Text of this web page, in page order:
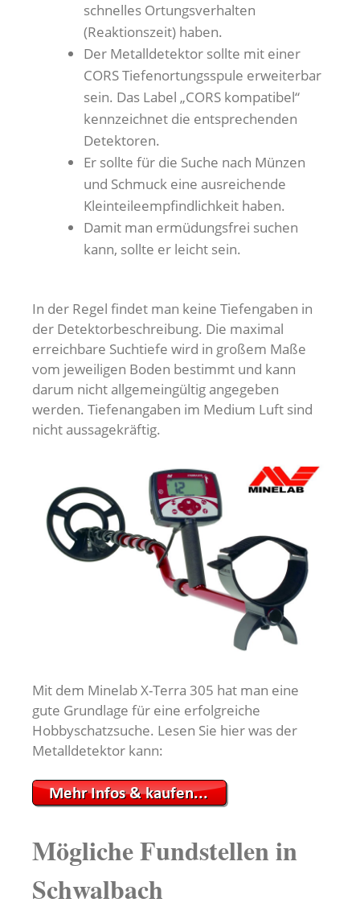
schnelles Ortungsverhalten
(Reaktionszeit) haben.
Der Metalldetektor sollte mit einer
CORS Tiefenortungsspule erweiterbar
sein. Das Label „CORS kompatibel“
kennzeichnet die entsprechenden
Detektoren.
Er sollte für die Suche nach Münzen
und Schmuck eine ausreichende
Kleinteileempfindlichkeit haben.
Damit man ermüdungsfrei suchen
kann, sollte er leicht sein.
In der Regel findet man keine Tiefengaben in
der Detektorbeschreibung. Die maximal
erreichbare Suchtiefe wird in großem Maße
vom jeweiligen Boden bestimmt und kann
darum nicht allgemeingültig angegeben
werden. Tiefenangaben im Medium Luft sind
nicht aussagekräftig.
Mit dem Minelab X-Terra 305 hat man eine
gute Grundlage für eine erfolgreiche
Hobbyschatzsuche. Lesen Sie hier was der
Metalldetektor kann:
Mögliche Fundstellen in
Schwalbach